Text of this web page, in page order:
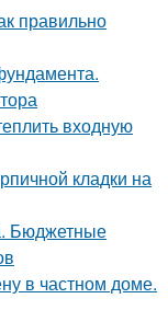
правильно
входную
кладки на
Бюджетные
в частном доме.